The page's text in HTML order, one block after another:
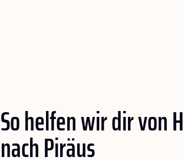
So helfen wir dir von
nachPiräus